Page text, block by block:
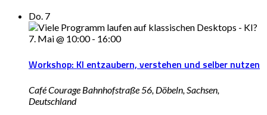
Do. 7
7. Mai @ 10:00- 16:00
Workshop: KI entzaubern, verstehen und selber nutzen
Café Courage Bahnhofstraße 56, Döbeln, Sachsen,
Deutschland